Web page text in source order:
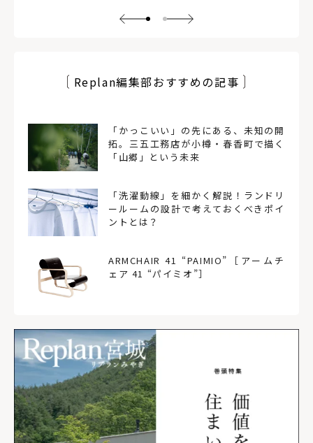
Replan編集部おすすめの記事
「かっこいい」の先にある、未知の開
拓。三五工務店が小樽・春香町で描く
「山郷」という未来
「洗濯動線」を細かく解説！ランドリ
ールームの設計で考えておくべきポイ
ントとは？
ARMCHAIR 41 “PAIMIO”［アームチ
ェア 41 “パイミオ”］